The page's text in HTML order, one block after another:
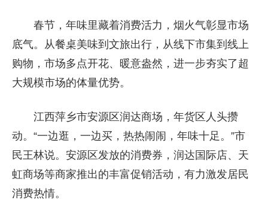
春节，年味里藏着消费活力，烟火气彰显市场
底气。从餐桌美味到文旅出行，从线下市集到线上
购物，市场多点开花、暖意盎然，进一步夯实了超
大规模市场的体量优势。
江西萍乡市安源区润达商场，年货区人头攒
动。“一边逛，一边买，热热闹闹，年味十足。”市
民王林说。安源区发放的消费券，润达国际店、天
虹商场等商家推出的丰富促销活动，有力激发居民
消费热情。